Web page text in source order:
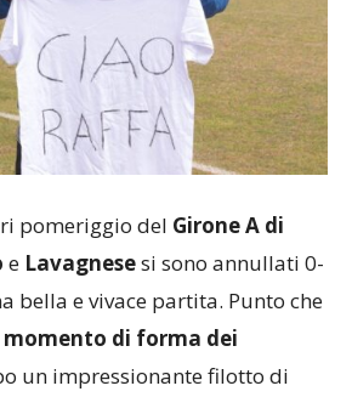
pomeriggio del Girone A di
e Lavagnesesi sono annullati 0-
bella e vivace partita. Punto che
momento di forma dei
un impressionante filotto di